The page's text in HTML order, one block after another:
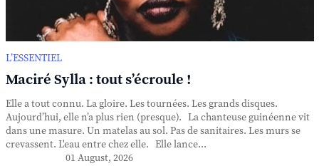
L’ESSENTIEL
Maciré Sylla : tout s’écroule !
Elle a tout connu. La gloire. Les tournées. Les grands disques.
Aujourd’hui, elle n’a plus rien (presque). La chanteuse guinéenne vit
dans une masure. Un matelas au sol. Pas de sanitaires. Les murs se
crevassent. L'eau entre chez elle. Elle lance...
01 August, 2026